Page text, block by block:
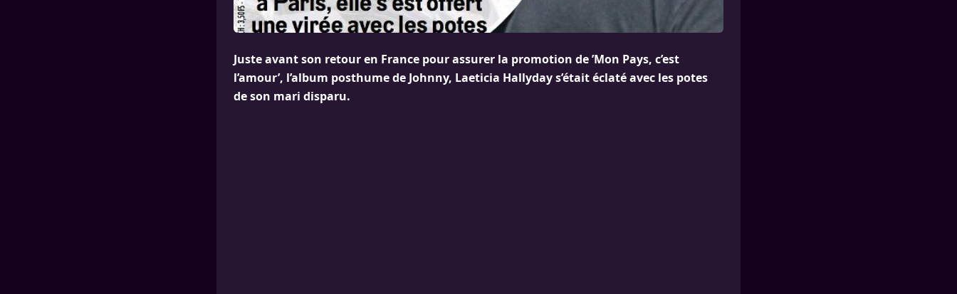
Juste avant son retour en France pour assurer la promotion de ’Mon Pays, c’est
l’amour’, l’album posthume de Johnny, Laeticia Hallyday s’était éclaté avec les potes
de son mari disparu.